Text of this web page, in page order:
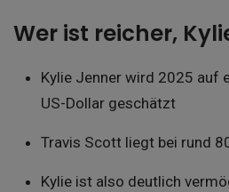
Wer ist reicher,
Kylie Jenner wird 2025 auf
US-Dollar geschätzt
Travis Scott liegt bei rund
Kylie ist also deutlich